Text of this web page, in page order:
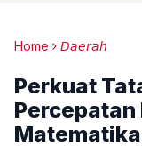
Home 𝘋𝘢𝘦𝘳𝘢𝘩
Perkuat